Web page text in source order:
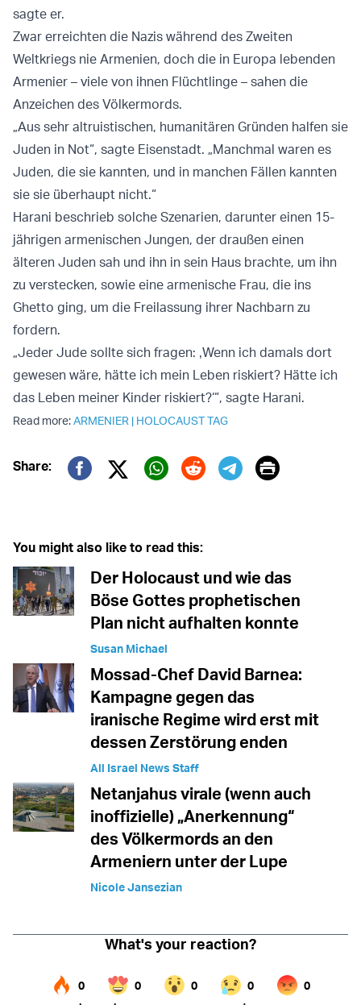
sagte er.
Zwar erreichten die Nazis während des Zweiten
Weltkriegs nie Armenien, doch die in Europa lebenden
Armenier – viele von ihnen Flüchtlinge – sahen die
Anzeichen des Völkermords.
„Aus sehr altruistischen, humanitären Gründen halfen sie
Juden in Not“, sagte Eisenstadt. „Manchmal waren es
Juden, die sie kannten, und in manchen Fällen kannten
sie sie überhaupt nicht.“
Harani beschrieb solche Szenarien, darunter einen 15-
jährigen armenischen Jungen, der draußen einen
älteren Juden sah und ihn in sein Haus brachte, um ihn
zu verstecken, sowie eine armenische Frau, die ins
Ghetto ging, um die Freilassung ihrer Nachbarn zu
fordern.
„Jeder Jude sollte sich fragen: ‚Wenn ich damals dort
gewesen wäre, hätte ich mein Leben riskiert? Hätte ich
das Leben meiner Kinder riskiert?‘“, sagte Harani.
Read more:ARMENIER | HOLOCAUST TAG
Share:
Twitter (X)
Print
You might also like to read this:
Der Holocaust und wie das
Böse Gottes prophetischen
Plan nicht aufhalten konnte
Susan Michael
Mossad-Chef David Barnea:
Kampagne gegen das
iranische Regime wird erst mit
dessen Zerstörung enden
All Israel News Staff
Netanjahus virale (wenn auch
inoffizielle) „Anerkennung“
des Völkermords an den
Armeniern unter der Lupe
Nicole Jansezian